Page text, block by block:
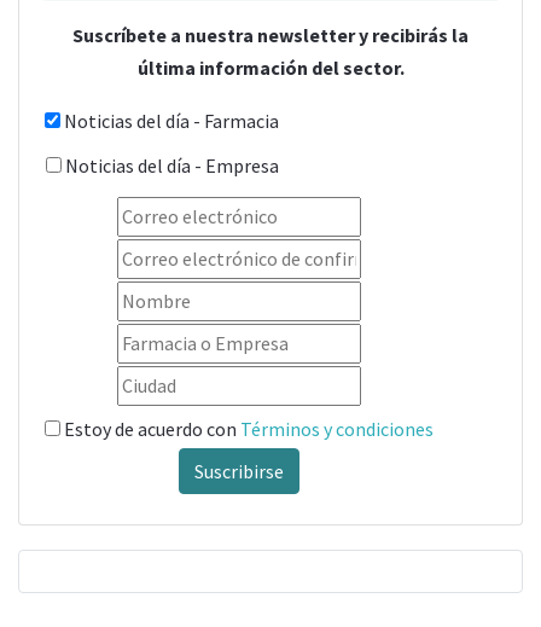
Suscríbete a nuestra newsletter y recibirás la
última información del sector.
Noticias del día - Farmacia
Noticias del día - Empresa
Estoy de acuerdo con Términos y condiciones
Suscribirse